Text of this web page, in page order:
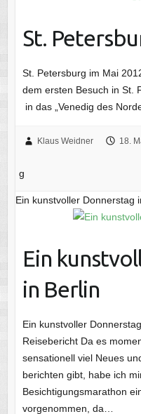
St.
St. Petersburg im Mai
dem ersten Besuch in St.
in das „Venedig des
Klaus Weidner 18.
g
Ein kunstvoller Donnerstag
Ein
in Berlin
Ein kunstvoller
Reisebericht Da es
sensationell viel Neues
berichten gibt, habe ich
Besichtigungsmarathon
vorgenommen, da…